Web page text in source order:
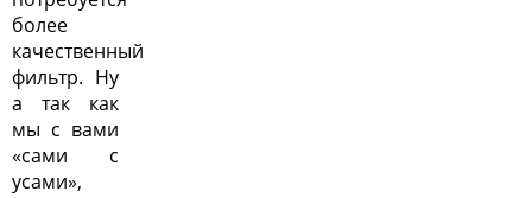
более
качественный
фильтр. Ну
а так как
мы с вами
«сами с
усами»,